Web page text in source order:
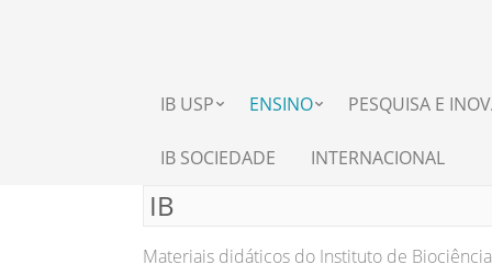
IB USP ENSINO PESQUISA E
IB SOCIEDADE INTERNACIONAL
IB
Materiais didáticos do Instituto de